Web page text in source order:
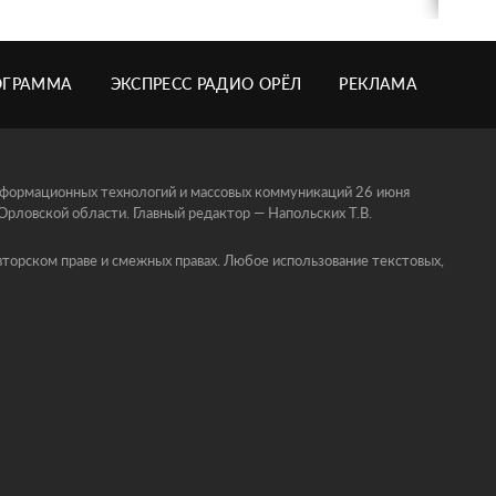
ЭКСПРЕСС РАДИО ОРЁЛ РЕКЛАМА
технологий и массовых коммуникаций 26 июня
области. Главный редактор — Напольских Т.В.
праве и смежных правах. Любое использование текстовых,